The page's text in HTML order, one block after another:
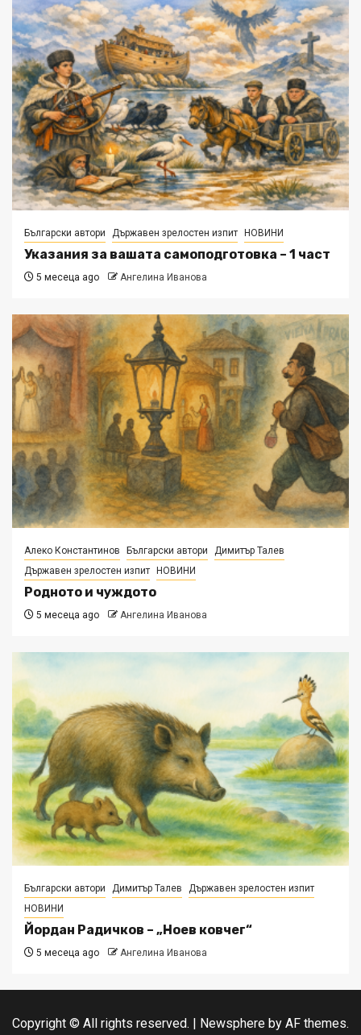
Български автори Държавен зрелостен изпит НОВИНИ
Указания за вашата самоподготовка – 1 част
5 месеца ago Ангелина Иванова
Алеко Константинов Български автори
Димитър Талев
Държавен зрелостен изпит
НОВИНИ
Родното и чуждото
5 месеца ago Ангелина Иванова
Български автори Димитър Талев
Държавен зрелостен изпит
НОВИНИ
Йордан Радичков – „Ноев ковчег“
5 месеца ago Ангелина Иванова
Copyright © All rights reserved. | Newsphere by AF themes.